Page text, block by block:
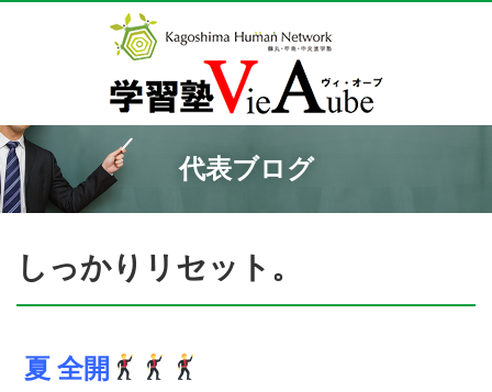
代表ブログ
しっかりリセット。
夏 全開